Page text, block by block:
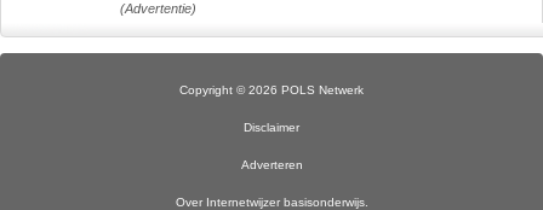
(Advertentie)
Copyright © 2026 POLS Netwerk
Disclaimer
Adverteren
Over Internetwijzer basisonderwijs.